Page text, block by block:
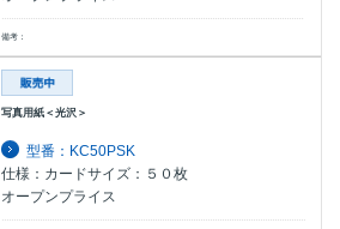
備考：
写真用紙＜光沢＞
型番：KC50PSK
仕様：カードサイズ：５０枚
オープンプライス